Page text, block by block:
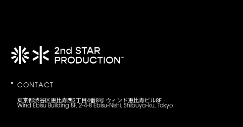
CONTACT
東京都渋谷区恵比寿西2丁目4番8号 ウィンド恵比寿ビル8F
Wind Ebisu Building 8F, 2-4-8 Ebisu-Nishi, Shibuya-ku, Tokyo